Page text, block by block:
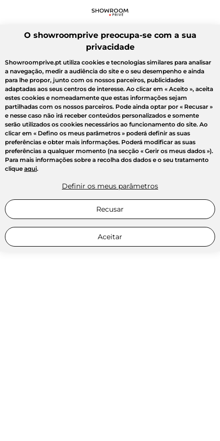
O showroomprive preocupa-se com a sua
privacidade
Showroomprive.pt utiliza cookies e tecnologias similares para analisar
a navegação, medir a audiência do site e o seu desempenho e ainda
para lhe propor, junto com os nossos parceiros, publicidades
adaptadas aos seus centros de interesse. Ao clicar em « Aceito », aceita
estes cookies e nomeadamente que estas informações sejam
partilhadas com os nossos parceiros. Pode ainda optar por « Recusar »
e nesse caso não irá receber conteúdos personalizados e somente
serão utilizados os cookies necessários ao funcionamento do site. Ao
clicar em « Defino os meus parâmetros » poderá definir as suas
preferências e obter mais informações. Poderá modificar as suas
preferências a qualquer momento (na secção « Gerir os meus dados »).
Para mais informações sobre a recolha dos dados e o seu tratamento
clique aqui.
Definir os meus parâmetros
Recusar
Aceitar